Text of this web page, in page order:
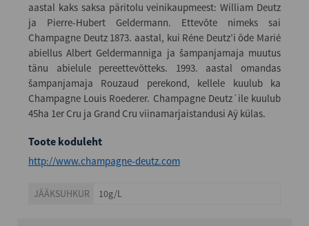
aastal kaks saksa päritolu veinikaupmeest: William Deutz
ja Pierre-Hubert Geldermann. Ettevõte nimeks sai
Champagne Deutz 1873. aastal, kui Réne Deutz’i õde Marié
abiellus Albert Geldermanniga ja šampanjamaja muutus
tänu abielule pereettevõtteks. 1993. aastal omandas
šampanjamaja Rouzaud perekond, kellele kuulub ka
Champagne Louis Roederer. Champagne Deutz´ile kuulub
45ha 1er Cru ja Grand Cru viinamarjaistandusi Aÿ külas.
Toote koduleht
http://www.champagne-deutz.com
JÄÄKSUHKUR 10g/L